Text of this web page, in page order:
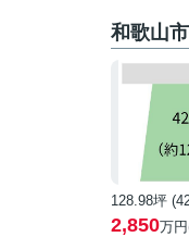
和歌山
128.98坪
2,850万